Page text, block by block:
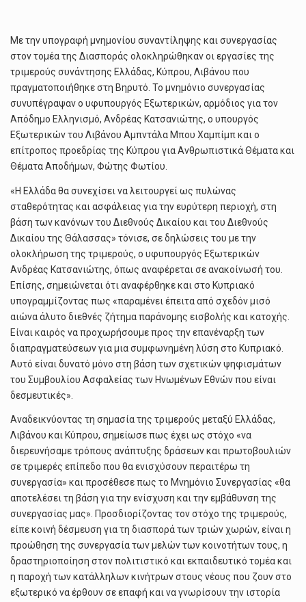
Με την υπογραφή μνημονίου συναντίληψης και συνεργασίας
στον τομέα της Διασποράς ολοκληρώθηκαν οι εργασίες της
τριμερούς συνάντησης Ελλάδας, Κύπρου, Λιβάνου που
πραγματοποιήθηκε στη Βηρυτό. Το μνημόνιο συνεργασίας
συνυπέγραψαν ο υφυπουργός Εξωτερικών, αρμόδιος για τον
Απόδημο Ελληνισμό, Ανδρέας Κατσανιώτης, ο υπουργός
Εξωτερικών του Λιβάνου Αμπντάλα Μπου Χαμπίμπ και ο
επίτροπος προεδρίας της Κύπρου για Ανθρωπιστικά Θέματα και
Θέματα Αποδήμων, Φώτης Φωτίου.
«Η Ελλάδα θα συνεχίσει να λειτουργεί ως πυλώνας
σταθερότητας και ασφάλειας για την ευρύτερη περιοχή, στη
βάση των κανόνων του Διεθνούς Δικαίου και του Διεθνούς
Δικαίου της Θάλασσας» τόνισε, σε δηλώσεις του με την
ολοκλήρωση της τριμερούς, ο υφυπουργός Εξωτερικών
Ανδρέας Κατσανιώτης, όπως αναφέρεται σε ανακοίνωσή του.
Επίσης, σημειώνεται ότι αναφέρθηκε και στο Κυπριακό
υπογραμμίζοντας πως «παραμένει έπειτα από σχεδόν μισό
αιώνα άλυτο διεθνές ζήτημα παράνομης εισβολής και κατοχής.
Είναι καιρός να προχωρήσουμε προς την επανέναρξη των
διαπραγματεύσεων για μια συμφωνημένη λύση στο Κυπριακό.
Αυτό είναι δυνατό μόνο στη βάση των σχετικών ψηφισμάτων
του Συμβουλίου Ασφαλείας των Ηνωμένων Εθνών που είναι
δεσμευτικές».
Αναδεικνύοντας τη σημασία της τριμερούς μεταξύ Ελλάδας,
Λιβάνου και Κύπρου, σημείωσε πως έχει ως στόχο «να
διερευνήσαμε τρόπους ανάπτυξης δράσεων και πρωτοβουλιών
σε τριμερές επίπεδο που θα ενισχύσουν περαιτέρω τη
συνεργασία» και προσέθεσε πως το Μνημόνιο Συνεργασίας «θα
αποτελέσει τη βάση για την ενίσχυση και την εμβάθυνση της
συνεργασίας μας». Προσδιορίζοντας τον στόχο της τριμερούς,
είπε κοινή δέσμευση για τη διασπορά των τριών χωρών, είναι η
προώθηση της συνεργασία των μελών των κοινοτήτων τους, η
δραστηριοποίηση στον πολιτιστικό και εκπαιδευτικό τομέα και
η παροχή των κατάλληλων κινήτρων στους νέους που ζουν στο
εξωτερικό να έρθουν σε επαφή και να γνωρίσουν την ιστορία